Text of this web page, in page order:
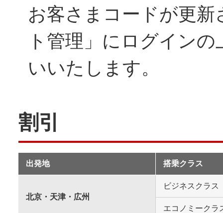
お客さまコードが更
ト管理」にログイン
いいたします。
割引
出発地 搭乗クラス
北京・天津・広州
ビジネスクラス
エコノミークラ